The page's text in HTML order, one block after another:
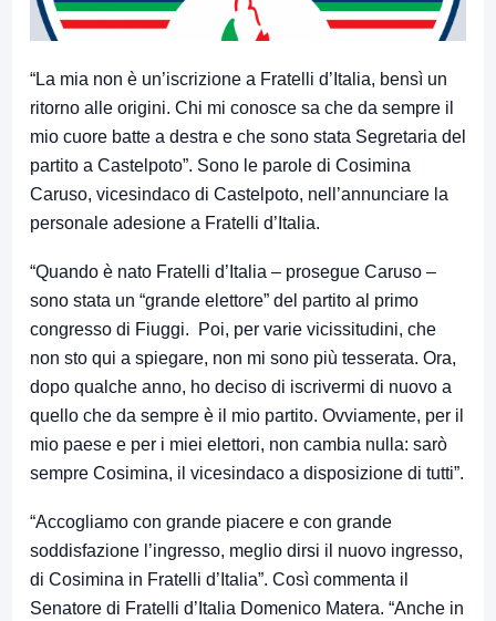
“La mia non è un’iscrizione a Fratelli d’Italia, bensì un
ritorno alle origini. Chi mi conosce sa che da sempre il
mio cuore batte a destra e che sono stata Segretaria del
partito a Castelpoto”. Sono le parole di Cosimina
Caruso, vicesindaco di Castelpoto, nell’annunciare la
personale adesione a Fratelli d’Italia.
“Quando è nato Fratelli d’Italia – prosegue Caruso –
sono stata un “grande elettore” del partito al primo
congresso di Fiuggi. Poi, per varie vicissitudini, che
non sto qui a spiegare, non mi sono più tesserata. Ora,
dopo qualche anno, ho deciso di iscrivermi di nuovo a
quello che da sempre è il mio partito. Ovviamente, per il
mio paese e per i miei elettori, non cambia nulla: sarò
sempre Cosimina, il vicesindaco a disposizione di tutti”.
“Accogliamo con grande piacere e con grande
soddisfazione l’ingresso, meglio dirsi il nuovo ingresso,
di Cosimina in Fratelli d’Italia”. Così commenta il
Senatore di Fratelli d’Italia Domenico Matera. “Anche in